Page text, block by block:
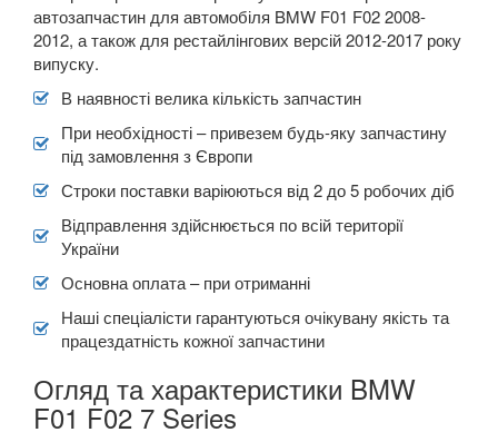
автозапчастин для автомобіля BMW F01 F02 2008-
2012, а також для рестайлінгових версій 2012-2017 року
випуску.
В наявності велика кількість запчастин
При необхідності – привезем будь-яку запчастину
під замовлення з Європи
Строки поставки варіюються від 2 до 5 робочих діб
Відправлення здійснюється по всій території
України
Основна оплата – при отриманні
Наші спеціалісти гарантуються очікувану якість та
працездатність кожної запчастини
Огляд та характеристики BMW
F01 F02 7 Series